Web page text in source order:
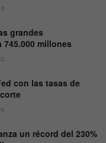
grandes
millones
con las tasas de
un récord del 230%